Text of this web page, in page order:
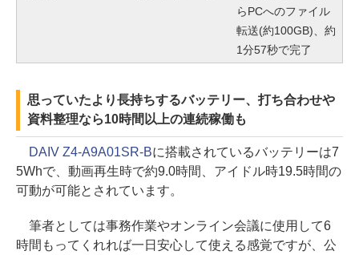
らPCへのファイル
転送(約100GB)、約
1分57秒で完了
思っていたより長持ちするバッテリー、打ち合わせや
資料整理なら10時間以上の連続稼働も
DAIV Z4-A9A01SR-Bに搭載されているバッテリーは7
5Whで、動画再生時で約9.0時間、アイドル時19.5時間の
可動が可能とされています。
筆者としては事務作業やオンライン会議に使用して6
時間もってくれれば一日安心して使える感覚ですが、公